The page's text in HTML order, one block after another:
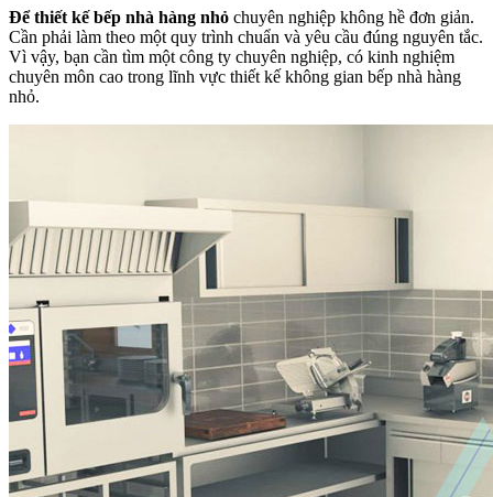
Để thiết kế bếp nhà hàng nhỏ chuyên nghiệp không hề đơn giản.
Cần phải làm theo một quy trình chuẩn và yêu cầu đúng nguyên tắc.
Vì vậy, bạn cần tìm một công ty chuyên nghiệp, có kinh nghiệm
chuyên môn cao trong lĩnh vực thiết kế không gian bếp nhà hàng
nhỏ.